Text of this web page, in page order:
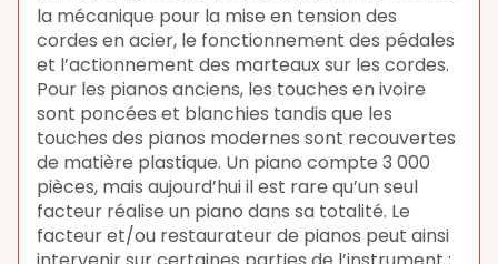
la mécanique pour la mise en tension des
cordes en acier, le fonctionnement des pédales
et l’actionnement des marteaux sur les cordes.
Pour les pianos anciens, les touches en ivoire
sont poncées et blanchies tandis que les
touches des pianos modernes sont recouvertes
de matière plastique. Un piano compte 3 000
pièces, mais aujourd’hui il est rare qu’un seul
facteur réalise un piano dans sa totalité. Le
facteur et/ou restaurateur de pianos peut ainsi